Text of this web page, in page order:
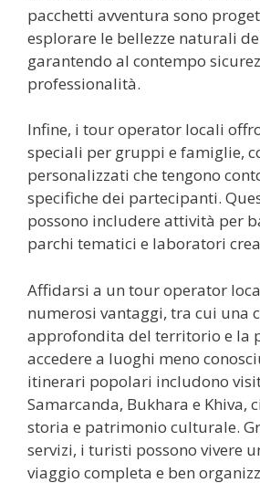
pacchetti avventura sono
esplorare le bellezze naturali
garantendo al contempo
professionalità.
Infine, i tour operator locali
speciali per gruppi e famiglie,
personalizzati che tengono
specifiche dei partecipanti.
possono includere attività per
parchi tematici e laboratori
Affidarsi a un tour operator
numerosi vantaggi, tra cui una
approfondita del territorio e la
accedere a luoghi meno
itinerari popolari includono
Samarcanda, Bukhara e Khiva,
storia e patrimonio culturale.
servizi, i turisti possono vivere
viaggio completa e ben